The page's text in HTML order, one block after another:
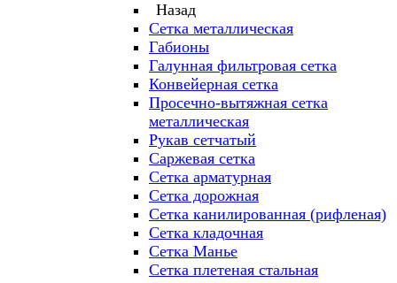
Назад
Сетка металлическая
Габионы
Галунная фильтровая сетка
Конвейерная сетка
Просечно-вытяжная сетка
металлическая
Рукав сетчатый
Саржевая сетка
Сетка арматурная
Сетка дорожная
Сетка канилированная (рифленая)
Сетка кладочная
Сетка Манье
Сетка плетеная стальная